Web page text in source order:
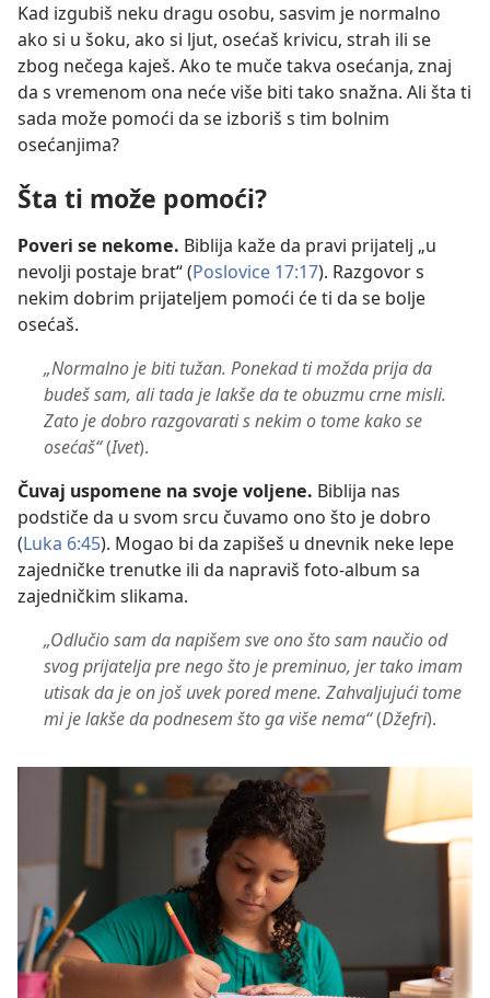
Kad izgubiš neku dragu osobu, sasvim je normalno
ako si u šoku, ako si ljut, osećaš krivicu, strah ili se
zbog nečega kaješ. Ako te muče takva osećanja, znaj
da s vremenom ona neće više biti tako snažna. Ali šta ti
sada može pomoći da se izboriš s tim bolnim
osećanjima?
Šta ti može pomoći?
Poveri se nekome. Biblija kaže da pravi prijatelj „u
nevolji postaje brat“ (Poslovice 17:17). Razgovor s
nekim dobrim prijateljem pomoći će ti da se bolje
osećaš.
„Normalno je biti tužan. Ponekad ti možda prija da
budeš sam, ali tada je lakše da te obuzmu crne misli.
Zato je dobro razgovarati s nekim o tome kako se
osećaš“(Ivet).
Čuvaj uspomene na svoje voljene. Biblija nas
podstiče da u svom srcu čuvamo ono što je dobro
(Luka 6:45). Mogao bi da zapišeš u dnevnik neke lepe
zajedničke trenutke ili da napraviš foto-album sa
zajedničkim slikama.
„Odlučio sam da napišem sve ono što sam naučio od
svog prijatelja pre nego što je preminuo, jer tako imam
utisak da je on još uvek pored mene. Zahvaljujući tome
mi je lakše da podnesem što ga više nema“(Džefri).